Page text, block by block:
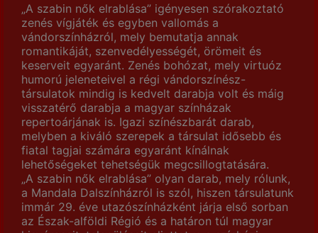
„A szabin nők elrablása” igényesen szórakoztató
zenés vígjáték és egyben vallomás a
vándorszínházról, mely bemutatja annak
romantikáját, szenvedélyességét, örömeit és
keserveit egyaránt. Zenés bohózat, mely virtuóz
humorú jeleneteivel a régi vándorszínész-
társulatok mindig is kedvelt darabja volt és máig
visszatérő darabja a magyar színházak
repertoárjának is. Igazi színészbarát darab,
melyben a kiváló szerepek a társulat idősebb és
fiatal tagjai számára egyaránt kínálnak
lehetőségeket tehetségük megcsillogtatására.
„A szabin nők elrablása” olyan darab, mely rólunk,
a Mandala Dalszínházról is szól, hiszen társulatunk
immár 29. éve utazószínházként járja első sorban
az Észak-alföldi Régió és a határon túl magyar